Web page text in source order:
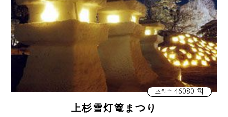
조회수46080 회
上杉雪灯篭まつり